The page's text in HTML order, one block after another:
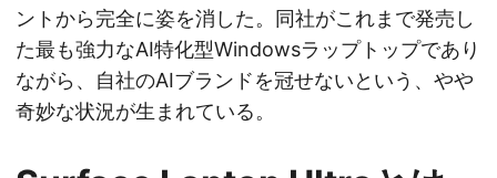
ントから完全に姿を消した。同社がこれまで発売し
た最も強力なAI特化型Windowsラップトップであり
ながら、自社のAIブランドを冠せないという、やや
奇妙な状況が生まれている。